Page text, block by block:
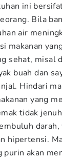
ini
Bila
air
makanan
sehat, misal
buah dan
Hindari
yang
tidak
hipertensi.
purin akan